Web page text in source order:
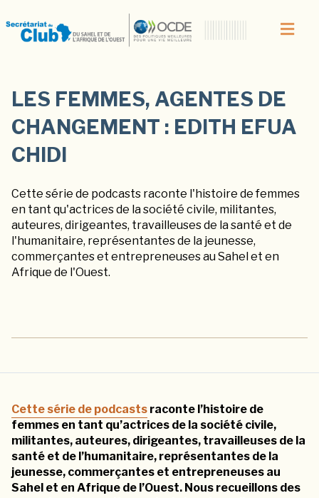
LES FEMMES, AGENTES DE
CHANGEMENT : EDITH EFUA
CHIDI
Cette série de podcasts raconte l'histoire de femmes
en tant qu'actrices de la société civile, militantes,
auteures, dirigeantes, travailleuses de la santé et de
l'humanitaire, représentantes de la jeunesse,
commerçantes et entrepreneuses au Sahel et en
Afrique de l'Ouest.
Cette série de podcasts raconte l’histoire de
femmes en tant qu’actrices de la société civile,
militantes, auteures, dirigeantes, travailleuses de la
santé et de l’humanitaire, représentantes de la
jeunesse, commerçantes et entrepreneuses au
Sahel et en Afrique de l’Ouest. Nous recueillons des